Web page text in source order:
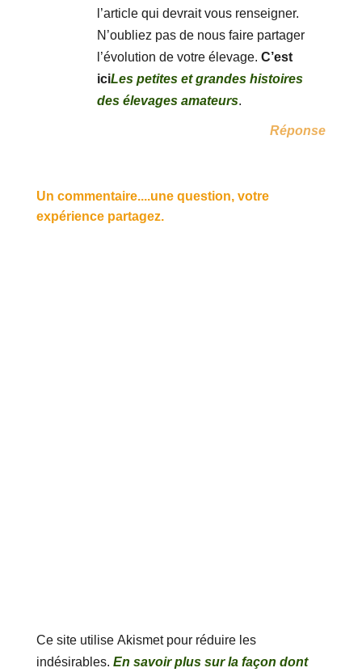
l’article qui devrait vous renseigner.
N’oubliez pas de nous faire partager
l’évolution de votre élevage. C’est
iciLes petites et grandes histoires
des élevages amateurs.
Réponse
Un commentaire....une question, votre
expérience partagez.
Ce site utilise Akismet pour réduire les
indésirables. En savoir plus sur la façon dont